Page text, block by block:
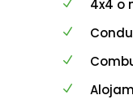
4x4 o